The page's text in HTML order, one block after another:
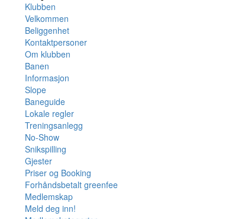
Klubben
Velkommen
Beliggenhet
Kontaktpersoner
Om klubben
Banen
Informasjon
Slope
Baneguide
Lokale regler
Treningsanlegg
No-Show
Snikspilling
Gjester
Priser og Booking
Forhåndsbetalt greenfee
Medlemskap
Meld deg inn!